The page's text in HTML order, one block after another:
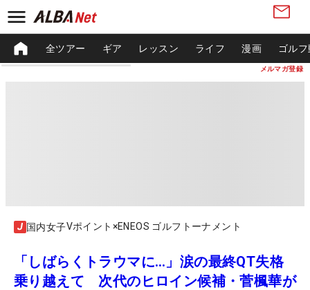
メルマガ登録
全ツアー ギア レッスン ライフ 漫画 ゴル
国内女子Vポイント×ENEOS ゴルフトーナメント
「しばらくトラウマに…」涙の最終QT失格
乗り越えて 次代のヒロイン候補・菅楓華が